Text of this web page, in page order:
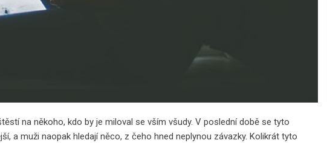
na někoho, kdo by je miloval se vším všudy. V poslední době se tyto
a muži naopak hledají něco, z čeho hned neplynou závazky. Kolikrát tyto